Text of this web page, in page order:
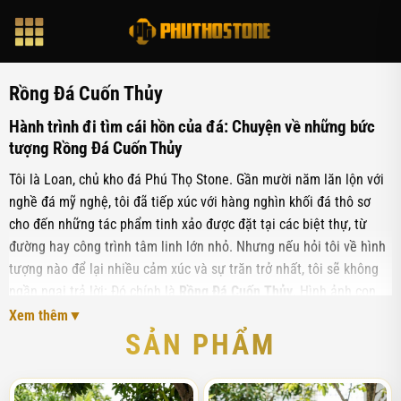
qua
Rồng Đá Cuốn Thủy
Hành trình đi tìm cái hồn của đá: Chuyện về những bức
tượng Rồng Đá Cuốn Thủy
Tôi là Loan, chủ kho đá Phú Thọ Stone. Gần mười năm lăn lộn với
nghề đá mỹ nghệ, tôi đã tiếp xúc với hàng nghìn khối đá thô sơ
cho đến những tác phẩm tinh xảo được đặt tại các biệt thự, từ
đường hay công trình tâm linh lớn nhỏ. Nhưng nếu hỏi tôi về hình
tượng nào để lại nhiều cảm xúc và sự trăn trở nhất, tôi sẽ không
ngần ngại trả lời: Đó chính là Rồng Đá Cuốn Thủy . Hình ảnh con
rồng uốn lượn trong dòng nước không chỉ là một món đồ trang trí,
mà nó còn là biểu tượng của sự sinh sôi, thịnh vượng và uy quyền.
Tôi nhớ mãi câu chuyện của anh Hùng, một khách hàng tại Quảng
Ninh, người đã tìm đến tôi sau khi một đơn vị khác thi công sai
Xem thêm
SẢN PHẨM